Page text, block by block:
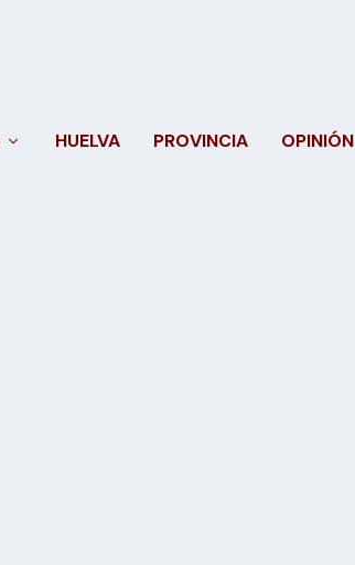
HUELVA PROVINCIA OPINIÓN